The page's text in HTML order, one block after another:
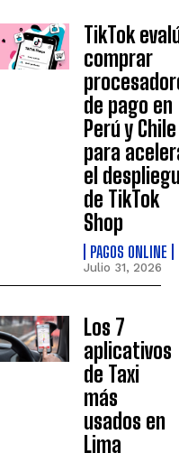
TikTok
comprar
de pago en
Perú y Chile
para
el
de TikTok
Shop
PAGOS ONLINE
Julio 31, 2026
Los 7
aplicativos
de Taxi
más
usados en
Lima